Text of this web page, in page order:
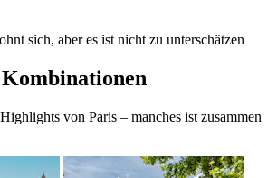
sich, aber es ist nicht zu unterschätzen
von Paris – manches ist zusammen